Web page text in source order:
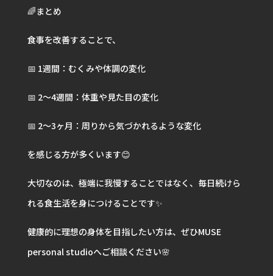
🌈まとめ
食事を改善することで、
📅 1週間：むくみや体調の変化
📅 2〜4週間：体重や見た目の変化
📅 2〜3ヶ月：周りから気づかれるような変化
を感じる方が多くいます😊
大切なのは、極端に我慢することではなく、毎日続けら
れる食生活を身につけることです✨
健康的に理想の身体を目指したい方は、ぜひMUSE
personal studioへご相談ください🌸